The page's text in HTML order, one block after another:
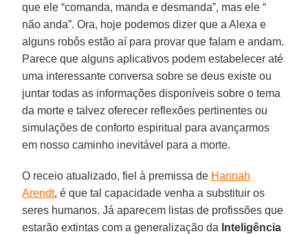
que ele “comanda, manda e desmanda”, mas ele “
não anda”. Ora, hoje podemos dizer que a Alexa e
alguns robôs estão aí para provar que falam e andam.
Parece que alguns aplicativos podem estabelecer até
uma interessante conversa sobre se deus existe ou
juntar todas as informações disponíveis sobre o tema
da morte e talvez oferecer reflexões pertinentes ou
simulações de conforto espiritual para avançarmos
em nosso caminho inevitável para a morte.
O receio atualizado, fiel à premissa de Hannah
Arendt, é que tal capacidade venha a substituir os
seres humanos. Já aparecem listas de profissões que
estarão extintas com a generalização da Inteligência